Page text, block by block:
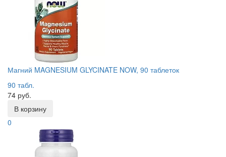
Магний MAGNESIUM GLYCINATE NOW, 90 таблеток
90 табл.
74 руб.
В корзину
0